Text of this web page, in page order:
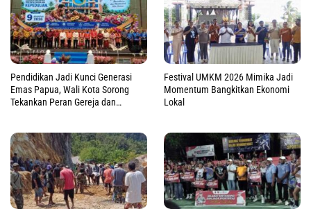
Pendidikan Jadi Kunci Generasi
Emas Papua, Wali Kota Sorong
Tekankan Peran Gereja dan
Festival UMKM 2026 Mimika Jadi
Momentum Bangkitkan Ekonomi
Lokal